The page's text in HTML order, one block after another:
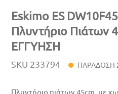
Eskimo ES
Πλυντήριο Πιάτων
ΕΓΓΥΗΣΗ
SKU 233794 ΠΑΡΑΔΟΣΗ
Πλυντήριο πιάτων 45cm, με